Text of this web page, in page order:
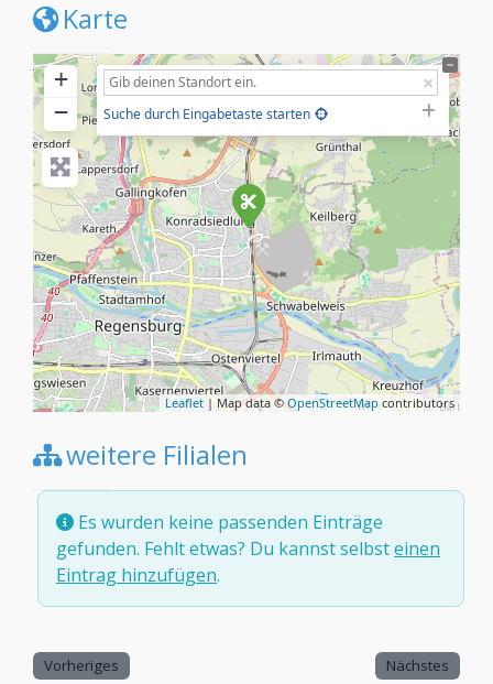
Karte
+
−
Suche durch Eingabetaste starten
Leaflet | Map data ©OpenStreetMap contributors
weitere Filialen
Es wurden keine passenden Einträge
gefunden. Fehlt etwas? Du kannst selbsteinen
Eintrag hinzufügen.
Vorheriges Nächstes